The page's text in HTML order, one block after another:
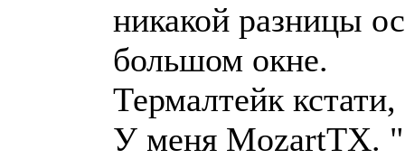
никакой разницы
большом окне.
Термалтейк
У меня MozartTX.